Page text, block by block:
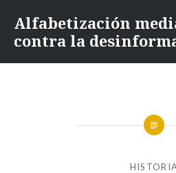
Alfabetización
contra la